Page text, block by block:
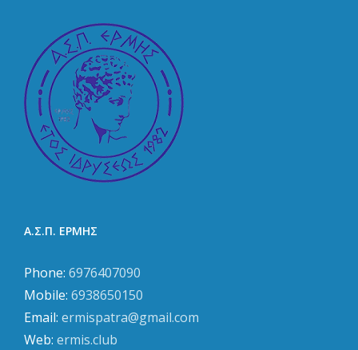
Α.Σ.Π. ΕΡΜΗΣ
Phone: 6976407090
Mobile: 6938650150
Email: ermispatra@gmail.com
Web: ermis.club